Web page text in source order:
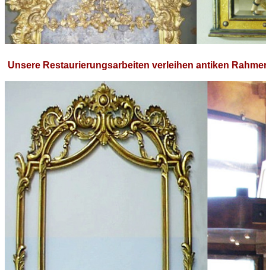
Unsere Restaurierungsarbeiten verleihen antiken